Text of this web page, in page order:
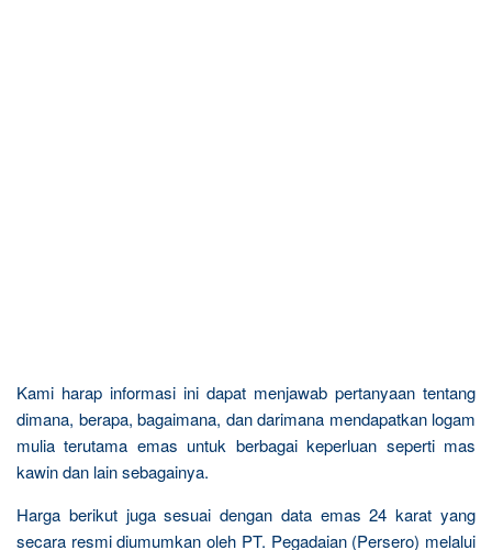
Kami harap informasi ini dapat menjawab pertanyaan tentang
dimana, berapa, bagaimana, dan darimana mendapatkan logam
mulia terutama emas untuk berbagai keperluan seperti mas
kawin dan lain sebagainya.
Harga berikut juga sesuai dengan data emas 24 karat yang
secara resmi diumumkan oleh PT. Pegadaian (Persero) melalui